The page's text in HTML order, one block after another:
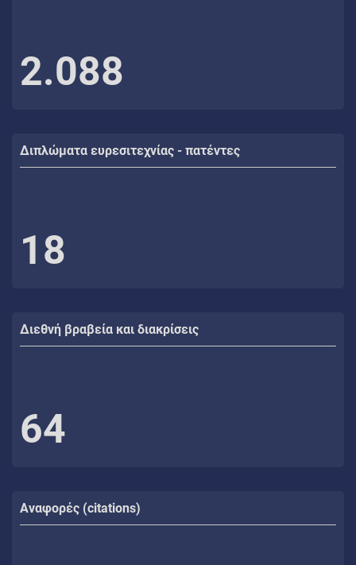
2.088
Διπλώματα ευρεσιτεχνίας - πατέντες
18
Διεθνή βραβεία και διακρίσεις
64
Αναφορές (citations)